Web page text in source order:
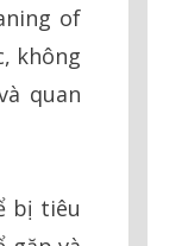
of
không
quan
bị tiêu